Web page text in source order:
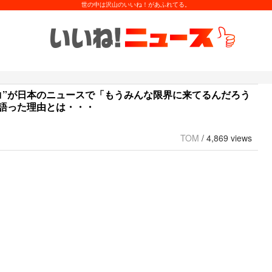
世の中は沢山のいいね！があふれてる。
が日本のニュースで「もうみんな限界に来てるんだろう
った理由とは・・・
TOM / 4,869 views